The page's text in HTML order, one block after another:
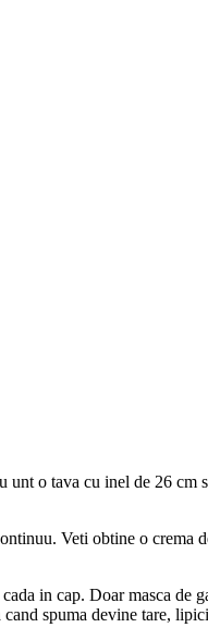
o tava cu inel de 26 cm
Veti obtine o crema
in cap. Doar masca de
spuma devine tare,